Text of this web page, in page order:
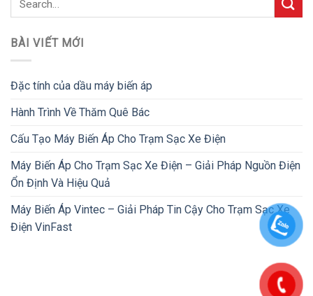
BÀI VIẾT MỚI
Đặc tính của dầu máy biến áp
Hành Trình Về Thăm Quê Bác
Cấu Tạo Máy Biến Áp Cho Trạm Sạc Xe Điện
Máy Biến Áp Cho Trạm Sạc Xe Điện – Giải Pháp Nguồn Điện
Ổn Định Và Hiệu Quả
Máy Biến Áp Vintec – Giải Pháp Tin Cậy Cho Trạm Sạc Xe
Điện VinFast